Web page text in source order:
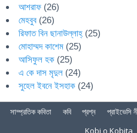
আশরাফ (26)
মেহবুব (26)
রিফাত বিন ছানাউল্লাহ্ (25)
মোহাম্মদ কাশেম (25)
আসিফুল হক (25)
এ কে দাস মৃদুল (24)
সুহেল ইবনে ইসহাক (24)
সাম্প্রতিক কবিতা কবি প্রশ্ন প্রাইভেসি
Kobi o Kobita